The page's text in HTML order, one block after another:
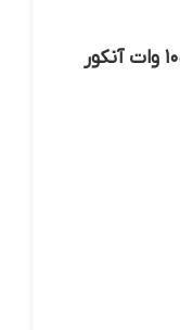
قیمت فرز مینی دسته بلند ۱۰۵۰ وات آنکور